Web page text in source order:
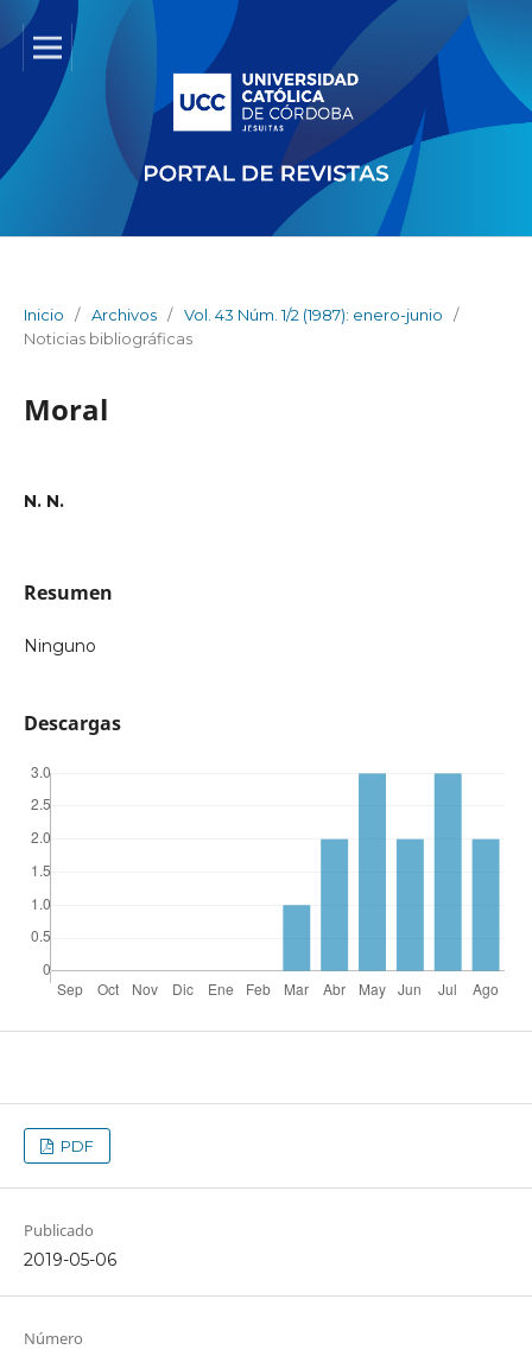
Inicio / Archivos / Vol. 43 Núm. 1/2 (1987): enero-junio
/
Noticias bibliográficas
Moral
N. N.
Resumen
Ninguno
Descargas
PDF
Publicado
2019-05-06
Número